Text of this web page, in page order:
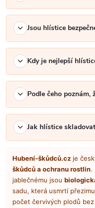
Jsou hlístice
Kdy je nejlepší
Podle čeho poznám,
Jak hlístice
Hubení-škůdců.czje
škůdců a ochranu rostlin.
jablečnému jsou
sadu, která usmrtí
počet červivých plodů